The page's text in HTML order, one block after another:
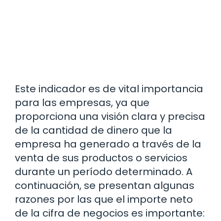
Este indicador es de vital importancia
para las empresas, ya que
proporciona una visión clara y precisa
de la cantidad de dinero que la
empresa ha generado a través de la
venta de sus productos o servicios
durante un período determinado. A
continuación, se presentan algunas
razones por las que el importe neto
de la cifra de negocios es importante: